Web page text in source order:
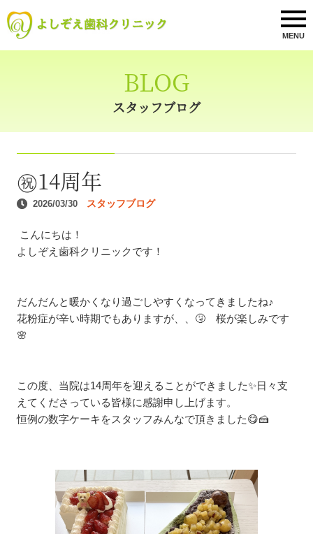
MENU
BLOG
スタッフブログ
㊗️14周年
2026/03/30 スタッフブログ
こんにちは！
よしぞえ歯科クリニックです！
だんだんと暖かくなり過ごしやすくなってきましたね♪
花粉症が辛い時期でもありますが、、🤧 桜が楽しみです
🌸
この度、当院は14周年を迎えることができました✨日々支
えてくださっている皆様に感謝申し上げます。
恒例の数字ケーキをスタッフみんなで頂きました😋🍰